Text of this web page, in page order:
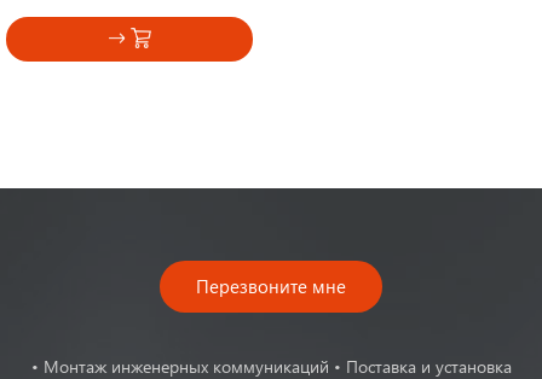
Перезвоните мне
• Монтаж инженерных коммуникаций • Поставка и установка